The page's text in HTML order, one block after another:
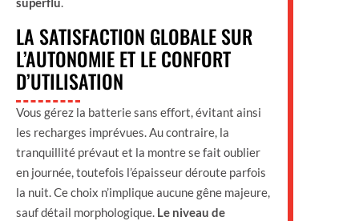
LA SATISFACTION GLOBALE SUR
L’AUTONOMIE ET LE CONFORT
D’UTILISATION
Vous gérez la batterie sans effort, évitant ainsi
les recharges imprévues. Au contraire, la
tranquillité prévaut et la montre se fait oublier
en journée, toutefois l’épaisseur déroute parfois
la nuit. Ce choix n’implique aucune gêne majeure,
sauf détail morphologique. Le niveau de